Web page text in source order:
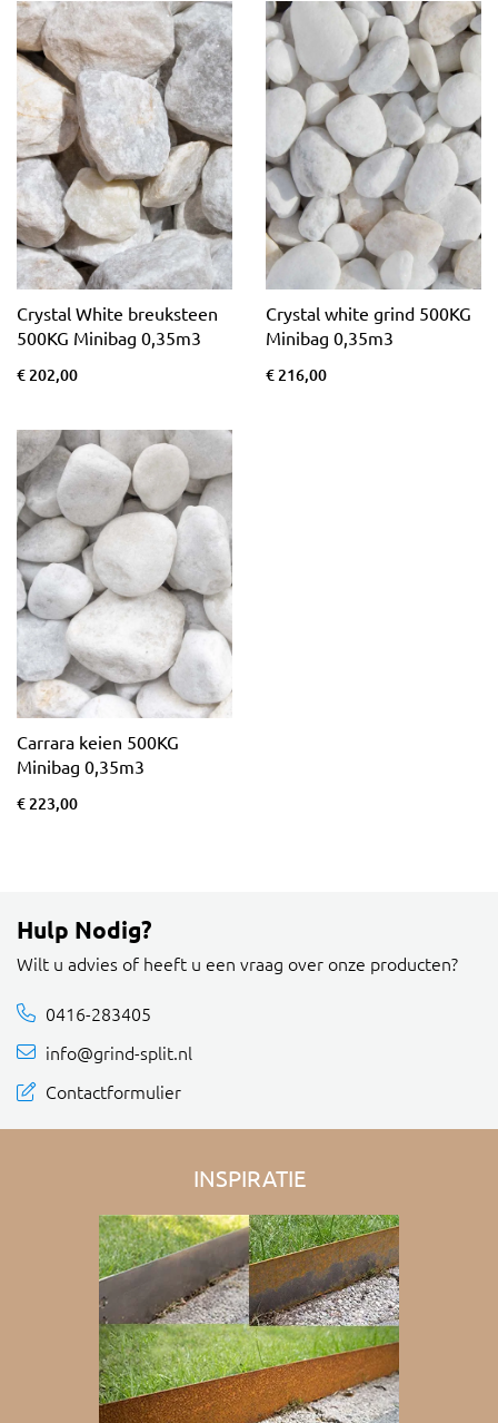
Crystal White breuksteen
500KG Minibag 0,35m3
€ 202,00
Crystal white grind 500KG
Minibag 0,35m3
€ 216,00
Carrara keien 500KG
Minibag 0,35m3
€ 223,00
Hulp Nodig?
Wilt u advies of heeft u een vraag over onze producten?
0416-283405
info@grind-split.nl
Contactformulier
INSPIRATIE